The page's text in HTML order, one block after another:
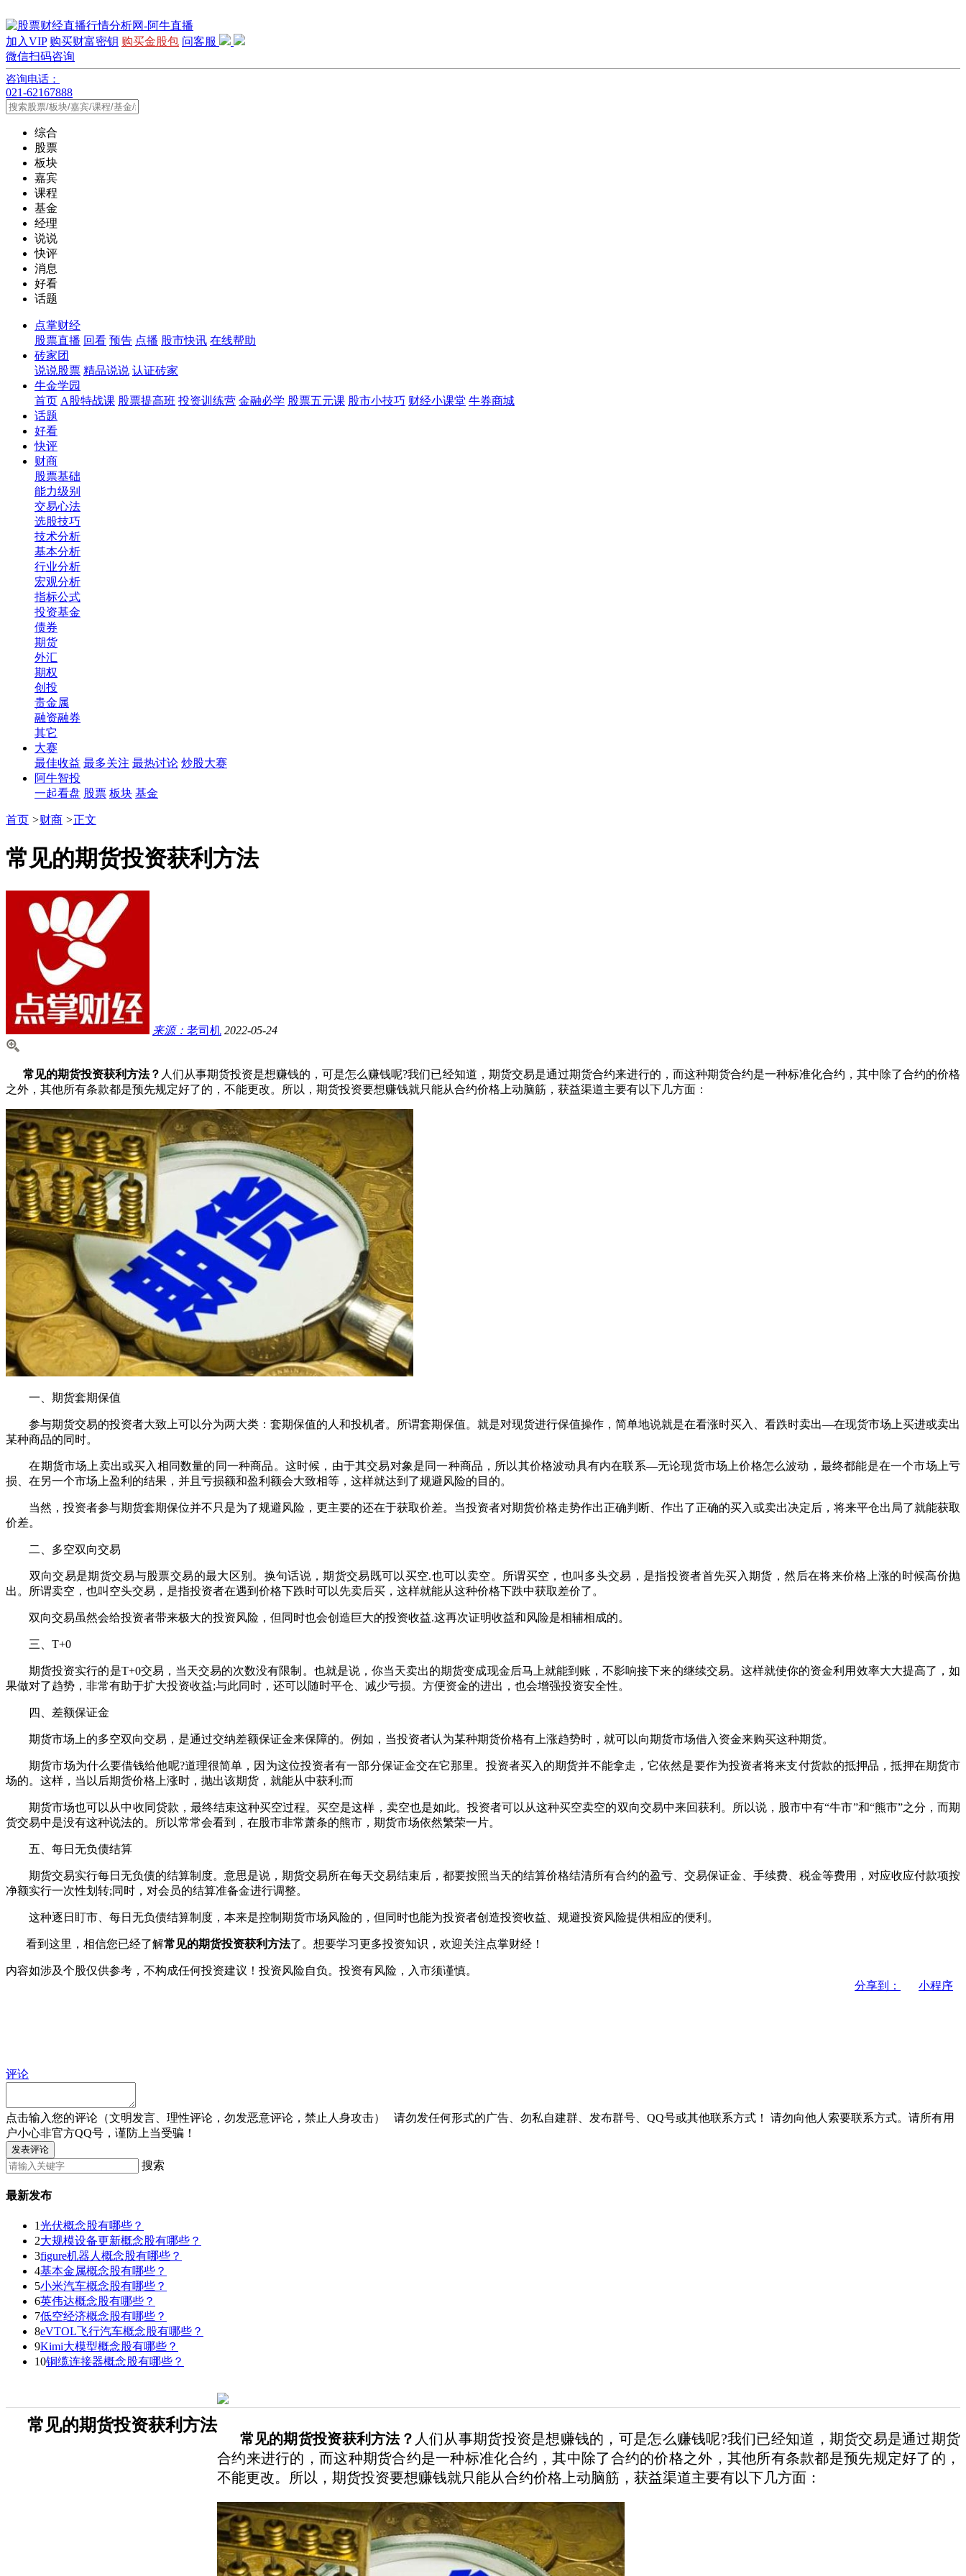
加入VIP 购买财富密钥 购买金股包 问客服
微信扫码咨询
咨询电话：
021-62167888
综合
股票
板块
嘉宾
课程
基金
经理
说说
快评
消息
好看
话题
点掌财经
股票直播 回看 预告 点播 股市快讯 在线帮助
砖家团
说说股票 精品说说 认证砖家
牛金学园
首页 A股特战课 股票提高班 投资训练营 金融必学 股票五元课 股市小技巧 财经小课堂 牛券商城
话题
好看
快评
财商
股票基础
能力级别
交易心法
选股技巧
技术分析
基本分析
行业分析
宏观分析
指标公式
投资基金
债券
期货
外汇
期权
创投
贵金属
融资融券
其它
大赛
最佳收益 最多关注 最热讨论 炒股大赛
阿牛智投
一起看盘 股票 板块 基金
首页 >财商 >正文
常见的期货投资获利方法
来源： 老司机 2022-05-24
常见的期货投资获利方法？ 人们从事期货投资是想赚钱的，可是怎么赚钱呢?我们已经知道，期货交易是通过期货合约来进行的，而这种期货合约是一种标准化合约，其中除了合约的价格
之外，其他所有条款都是预先规定好了的，不能更改。所以，期货投资要想赚钱就只能从合约价格上动脑筋，获益渠道主要有以下几方面：
一、期货套期保值
参与期货交易的投资者大致上可以分为两大类：套期保值的人和投机者。所谓套期保值。就是对现货进行保值操作，简单地说就是在看涨时买入、看跌时卖出—在现货市场上买进或卖出
某种商品的同时。
在期货市场上卖出或买入相同数量的同一种商品。这时候，由于其交易对象是同一种商品，所以其价格波动具有内在联系—无论现货市场上价格怎么波动，最终都能是在一个市场上亏
损、在另一个市场上盈利的结果，并且亏损额和盈利额会大致相等，这样就达到了规避风险的目的。
当然，投资者参与期货套期保位并不只是为了规避风险，更主要的还在于获取价差。当投资者对期货价格走势作出正确判断、作出了正确的买入或卖出决定后，将来平仓出局了就能获取
价差。
二、多空双向交易
双向交易是期货交易与股票交易的最大区别。换句话说，期货交易既可以买空.也可以卖空。所谓买空，也叫多头交易，是指投资者首先买入期货，然后在将来价格上涨的时候高价抛
出。所谓卖空，也叫空头交易，是指投资者在遇到价格下跌时可以先卖后买，这样就能从这种价格下跌中获取差价了。
双向交易虽然会给投资者带来极大的投资风险，但同时也会创造巨大的投资收益.这再次证明收益和风险是相辅相成的。
三、T+0
期货投资实行的是T+0交易，当天交易的次数没有限制。也就是说，你当天卖出的期货变成现金后马上就能到账，不影响接下来的继续交易。这样就使你的资金利用效率大大提高了，如
果做对了趋势，非常有助于扩大投资收益;与此同时，还可以随时平仓、减少亏损。方便资金的进出，也会增强投资安全性。
四、差额保证金
期货市场上的多空双向交易，是通过交纳差额保证金来保障的。例如，当投资者认为某种期货价格有上涨趋势时，就可以向期货市场借入资金来购买这种期货。
期货市场为什么要借钱给他呢?道理很简单，因为这位投资者有一部分保证金交在它那里。投资者买入的期货并不能拿走，它依然是要作为投资者将来支付货款的抵押品，抵押在期货市
场的。这样，当以后期货价格上涨时，抛出该期货，就能从中获利;而
期货市场也可以从中收同贷款，最终结束这种买空过程。买空是这样，卖空也是如此。投资者可以从这种买空卖空的双向交易中来回获利。所以说，股市中有“牛市”和“熊市”之分，而期
货交易中是没有这种说法的。所以常常会看到，在股市非常萧条的熊市，期货市场依然繁荣一片。
五、每日无负债结算
期货交易实行每日无负债的结算制度。意思是说，期货交易所在每天交易结束后，都要按照当天的结算价格结清所有合约的盈亏、交易保证金、手续费、税金等费用，对应收应付款项按
净额实行一次性划转;同时，对会员的结算准备金进行调整。
这种逐日盯市、每日无负债结算制度，本来是控制期货市场风险的，但同时也能为投资者创造投资收益、规避投资风险提供相应的便利。
看到这里，相信您已经了解常见的期货投资获利方法了。想要学习更多投资知识，欢迎关注点掌财经！
内容如涉及个股仅供参考，不构成任何投资建议！投资风险自负。投资有风险，入市须谨慎。
分享到：
小程序
评论
点击输入您的评论（文明发言、理性评论，勿发恶意评论，禁止人身攻击） 请勿发任何形式的广告、勿私自建群、发布群号、QQ号或其他联系方式！
请勿向他人索要联系方式。请所有用
户小心非官方QQ号，谨防上当受骗！
发表评论
搜索
最新发布
1光伏概念股有哪些？
2大规模设备更新概念股有哪些？
3figure机器人概念股有哪些？
4基本金属概念股有哪些？
5小米汽车概念股有哪些？
6英伟达概念股有哪些？
7低空经济概念股有哪些？
8eVTOL飞行汽车概念股有哪些？
9Kimi大模型概念股有哪些？
10铜缆连接器概念股有哪些？
常见的期货投资获利方法
常见的期货投资获利方法？ 人们从事期货投资是想赚钱的，可是怎么赚钱呢?我们已经知道，期货交易是通过期货
合约来进行的，而这种期货合约是一种标准化合约，其中除了合约的价格之外，其他所有条款都是预先规定好了的，
不能更改。所以，期货投资要想赚钱就只能从合约价格上动脑筋，获益渠道主要有以下几方面：